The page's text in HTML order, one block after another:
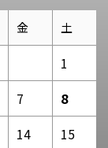
金 土
1
7
8
14
15